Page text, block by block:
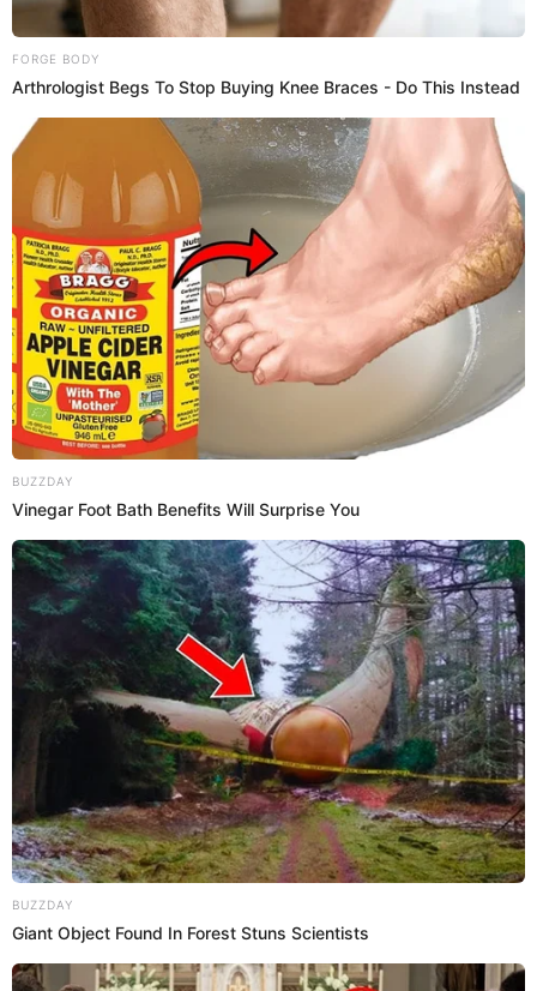
Rocío Chávezy Ayar López Cano, administradores
Temporales, se reunieron con
Toñito Gonzales, John
Galliquio,Miguel TorresyRainer Torres
, quienes tomaron
la palabra en representación de todo el plantel merengue.
La primera noticia fue que ya se hará efectivo el premio de
30 mil dólares por haber quedado en el primer lugar de la
liguilla par. Y la otra fue que decidieron aumentar a 400 mil
“cocos” el premio por campeonar. Este dinero, vale decir,
lo entregará GolTV, dueño de los derechos de transmisión
del cuadro crema.
Sin embargo, eso no es todo. También se acordó que los
400 mil dólares que entregará Conmebol por clasificar a la
Copa Libertadores también irán directamente al equipo.
Es decir, a fin de año habrá 800 mil dólares para el plantel.
Recontra ganados.
EL DATOLa Administración Temporal, además, sorteó un
televisor plasma entre el plantel.